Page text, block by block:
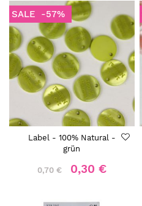
SALE -57%
Label - 100% Natural -
grün
0,70 € 0,30 €